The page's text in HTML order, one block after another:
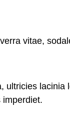
vitae,
ultricies
imperdiet.